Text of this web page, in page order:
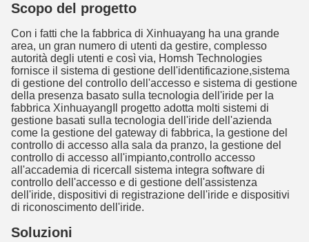
Scopo del progetto
Con i fatti che la fabbrica di Xinhuayang ha una grande
area, un gran numero di utenti da gestire, complesso
autorità degli utenti e così via, Homsh Technologies
fornisce il sistema di gestione dell'identificazione,sistema
di gestione del controllo dell'accesso e sistema di gestione
della presenza basato sulla tecnologia dell'iride per la
fabbrica XinhuayangIl progetto adotta molti sistemi di
gestione basati sulla tecnologia dell'iride dell'azienda
come la gestione del gateway di fabbrica, la gestione del
controllo di accesso alla sala da pranzo, la gestione del
controllo di accesso all'impianto,controllo accesso
all'accademia di ricercaIl sistema integra software di
controllo dell'accesso e di gestione dell'assistenza
dell'iride, dispositivi di registrazione dell'iride e dispositivi
di riconoscimento dell'iride.
Soluzioni